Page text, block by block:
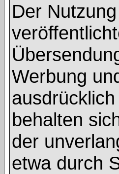
Der
Werbung
behalten
der
etwa durch